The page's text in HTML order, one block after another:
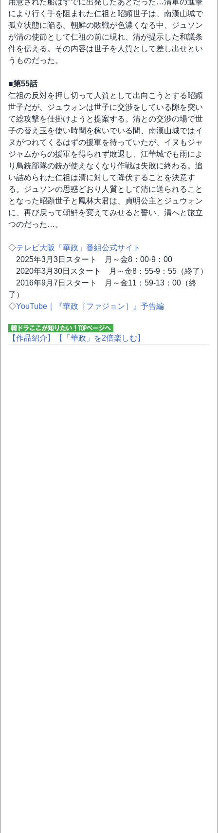
用意された船はすでに出発したあとだった…清軍の進撃
により行く手を阻まれた仁祖と昭顕世子は、南漢山城で
孤立状態に陥る。朝鮮の敗戦が色濃くなる中、ジュソン
が清の使節として仁祖の前に現れ、清が提示した和議条
件を伝える。その内容は世子を人質として差し出せとい
うものだった。
■第55話
仁祖の反対を押し切って人質として出向こうとする昭顕
世子だが、ジュウォンは世子に交渉をしている隙を突い
て総攻撃を仕掛けようと提案する。清との交渉の場で世
子の替え玉を使い時間を稼いでいる間、南漢山城ではイ
ヌがつれてくるはずの援軍を待っていたが、イヌもジャ
ジャムからの援軍を得られず敗退し、江華城でも雨によ
り鳥銃部隊の銃が使えなくなり作戦は失敗に終わる。追
い詰められた仁祖は清に対して降伏することを決意す
る。ジュソンの思惑どおり人質として清に送られること
となった昭顕世子と鳳林大君は、貞明公主とジュウォン
に、再び戻って朝鮮を変えてみせると誓い、清へと旅立
つのだった…。
◇テレビ大阪「華政」番組公式サイト
2025年3月3日スタート 月～金8：00-9：00
2020年3月30日スタート 月～金8：55-9：55（終了）
2016年9月7日スタート 月～金11：59-13：00（終
了）
◇YouTube｜『華政［ファジョン］』予告編
【作品紹介】 【「華政」を2倍楽しむ】